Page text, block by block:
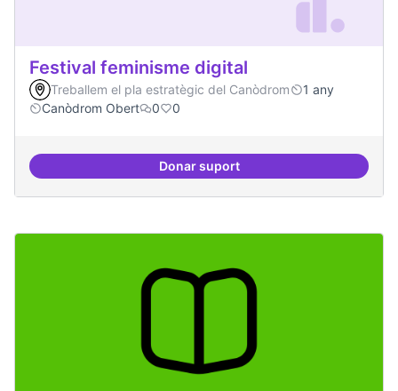
Festival feminisme digital
Treballem el pla estratègic del Canòdrom
1 any
Canòdrom Obert
0 0
Donar suportFestival feminisme digital